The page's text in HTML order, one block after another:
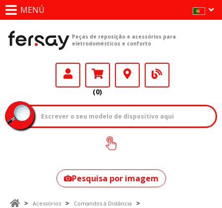
MENÚ
Peças de reposição e acessórios para
eletrodomésticos e conforto
(0)
Como encontrar
o seu modelo?
Pesquisa por imagem
Acessórios
Comandos à Distância